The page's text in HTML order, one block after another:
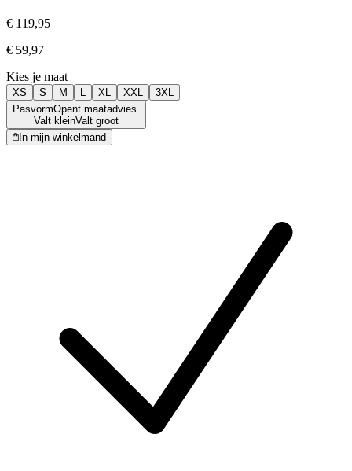
€ 119,95
€ 59,97
Kies je maat
XS S M L XL XXL
3XL
PasvormOpent maatadvies.
Valt kleinValt groot
In mijn winkelmand